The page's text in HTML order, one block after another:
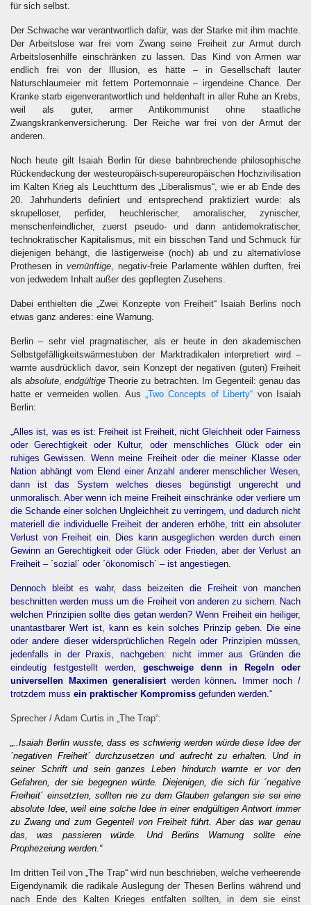
für sich selbst.
Der Schwache war verantwortlich dafür, was der Starke mit ihm machte.
Der Arbeitslose war frei vom Zwang seine Freiheit zur Armut durch
Arbeitslosenhilfe einschränken zu lassen. Das Kind von Armen war
endlich frei von der Illusion, es hätte – in Gesellschaft lauter
Naturschlaumeier mit fettem Portemonnaie – irgendeine Chance. Der
Kranke starb eigenverantwortlich und heldenhaft in aller Ruhe an Krebs,
weil als guter, armer Antikommunist ohne staatliche
Zwangskrankenversicherung. Der Reiche war frei von der Armut der
anderen.
Noch heute gilt Isaiah Berlin für diese bahnbrechende philosophische
Rückendeckung der westeuropäisch-supereuropäischen Hochzivilisation
im Kalten Krieg als Leuchtturm des „Liberalismus“, wie er ab Ende des
20. Jahrhunderts definiert und entsprechend praktiziert wurde: als
skrupelloser, perfider, heuchlerischer, amoralischer, zynischer,
menschenfeindlicher, zuerst pseudo- und dann antidemokratischer,
technokratischer Kapitalismus, mit ein bisschen Tand und Schmuck für
diejenigen behängt, die lästigerweise (noch) ab und zu alternativlose
Prothesen in vernünftige, negativ-freie Parlamente wählen durften, frei
von jedwedem Inhalt außer des gepflegten Zusehens.
Dabei enthielten die „Zwei Konzepte von Freiheit“ Isaiah Berlins noch
etwas ganz anderes: eine Warnung.
Berlin – sehr viel pragmatischer, als er heute in den akademischen
Selbstgefälligkeitswärmestuben der Marktradikalen interpretiert wird –
warnte ausdrücklich davor, sein Konzept der negativen (guten) Freiheit
alsabsolute, endgültige Theorie zu betrachten. Im Gegenteil: genau das
hatte er vermeiden wollen. Aus „Two Concepts of Liberty“ von Isaiah
Berlin:
„Alles ist, was es ist: Freiheit ist Freiheit, nicht Gleichheit oder Fairness
oder Gerechtigkeit oder Kultur, oder menschliches Glück oder ein
ruhiges Gewissen. Wenn meine Freiheit oder die meiner Klasse oder
Nation abhängt vom Elend einer Anzahl anderer menschlicher Wesen,
dann ist das System welches dieses begünstigt ungerecht und
unmoralisch. Aber wenn ich meine Freiheit einschränke oder verliere um
die Schande einer solchen Ungleichheit zu verringern, und dadurch nicht
materiell die individuelle Freiheit der anderen erhöhe, tritt ein absoluter
Verlust von Freiheit ein. Dies kann ausgeglichen werden durch einen
Gewinn an Gerechtigkeit oder Glück oder Frieden, aber der Verlust an
Freiheit – ´sozial` oder ´ökonomisch´ – ist angestiegen.
Dennoch bleibt es wahr, dass beizeiten die Freiheit von manchen
beschnitten werden muss um die Freiheit von anderen zu sichern. Nach
welchen Prinzipien sollte dies getan werden? Wenn Freiheit ein heiliger,
unantastbarer Wert ist, kann es kein solches Prinzip geben. Die eine
oder andere dieser widersprüchlichen Regeln oder Prinzipien müssen,
jedenfalls in der Praxis, nachgeben: nicht immer aus Gründen die
eindeutig festgestellt werden, geschweige denn in Regeln oder
universellen Maximen generalisiert werden können. Immer noch /
trotzdem muss ein praktischer Kompromiss gefunden werden.“
Sprecher / Adam Curtis in „The Trap“:
„..Isaiah Berlin wusste, dass es schwierig werden würde diese Idee der
´negativen Freiheit´ durchzusetzen und aufrecht zu erhalten. Und in
seiner Schrift und sein ganzes Leben hindurch warnte er vor den
Gefahren, der sie begegnen würde. Diejenigen, die sich für ´negative
Freiheit´ einsetzten, sollten nie zu dem Glauben gelangen sie sei eine
absolute Idee, weil eine solche Idee in einer endgültigen Antwort immer
zu Zwang und zum Gegenteil von Freiheit führt. Aber das war genau
das, was passieren würde. Und Berlins Warnung sollte eine
Prophezeiung werden.“
Im dritten Teil von „The Trap“ wird nun beschrieben, welche verheerende
Eigendynamik die radikale Auslegung der Thesen Berlins während und
nach Ende des Kalten Krieges entfalten sollten, in dem sie einst